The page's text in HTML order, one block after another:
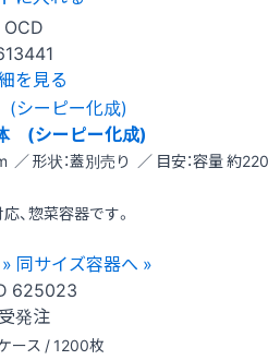
OCD
を見る
(シーピー化成)
形状：蓋別売り ／ 目安：容量 約
、惣菜容器です。
同サイズ容器へ »
625023
受発注
ース / 1200枚